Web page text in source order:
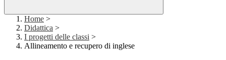
Home >
Didattica >
I progetti delle classi >
Allineamento e recupero di inglese